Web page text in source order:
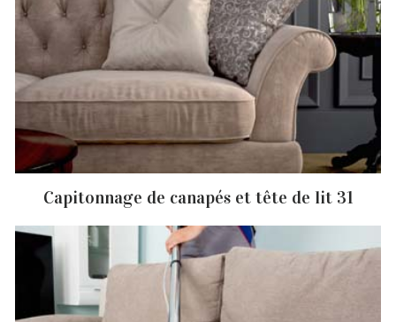
Capitonnage de canapés et tête de lit 31